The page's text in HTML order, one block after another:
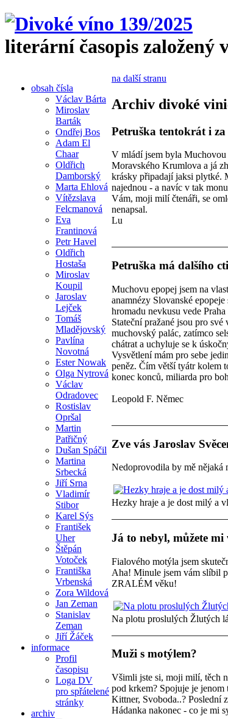
literární časopis založený
obsah čísla
Václav Bárta
Miroslav
Barták
Ondřej Bos
Adam El
Chaar
Oldřich
Damborský
Marta Ehlová
Vítězslava
Felcmanová
Eva
Frantinová
Petr Havel
Oldřich
Hostaša
Miroslav
Koupil
Jaroslav
Lejček
Tomáš
Mladějovský
Pavlína
Novotná
Ester Nowak
Olga Nytrová
Václav
Odradovec
Rostislav
Opršal
Martin
Patřičný
Dušan Spáčil
Martina
Srbecká
Jiří Srna
Vladimír
Stibor
Karel Sýs
František
Uher
Štěpán
Votoček
Františka
Vrbenská
Zora Wildová
Jan Zeman
Stanislav
Zeman
Jiří Žáček
informace
Profil
časopisu
Loga DV
pro spřátelené
stránky
archiv
na další stranu
Archiv divoké
Petruška tentokrát i za
V mládí jsem byla Muchovou
Moravského Krumlova a já
krásky připadají jaksi plytké.
najednou - a navíc v tak
Vám, moji milí čtenáři, se
nenapsal.
Lu
Petruška má dalšího
Muchovu epopej jsem na
anamnézy Slovanské
hromadu nevkusu vede
Stateční pražané jsou pro
muchovský palác, zatímco
chátrat a uchyluje se k
Vysvětlení mám pro sebe
peněz. Čím větší tyátr kolem
konec konců, miliarda pro
Leopold F. Němec
Zve vás Jaroslav
Nedoprovodila by mě nějaká
Hezky hraje a je dost milý a
Já to nebyl, můžete mi
Fialového motýla jsem
Aha! Minule jsem vám slíbil
ZRALÉM věku!
Na plotu proslulých Žlutých
Muži s motýlem?
Všimli jste si, moji milí, těch
pod krkem? Spojuje je jenom
Kittner, Svoboda..? Poslední
Hádanka nakonec - co je mi